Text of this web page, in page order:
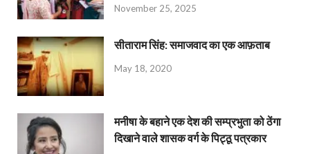
November 25, 2025
सीताराम सिंह: समाजवाद का एक आफ़ताब
May 18, 2020
मनीषा के बहाने एक देश की सम्प्रभुता को ठेंगा
दिखाने वाले शासक वर्ग के पिट्ठू पत्रकार